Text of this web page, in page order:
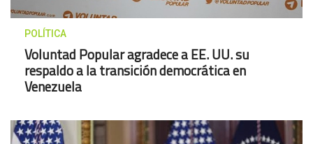
POLÍTICA
Voluntad Popular agradece a EE. UU. su
respaldo a la transición democrática en
Venezuela